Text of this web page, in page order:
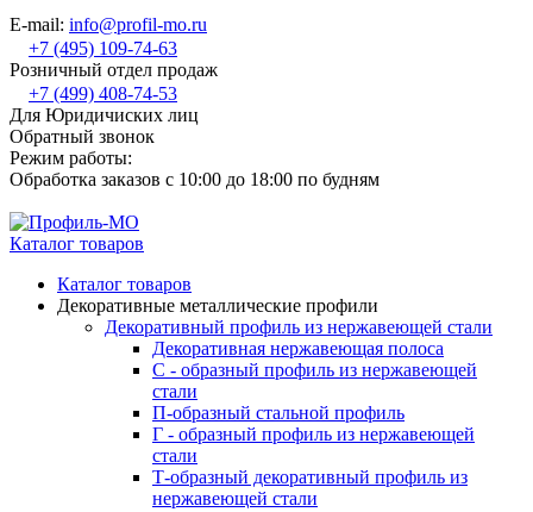
E-mail: info@profil-mo.ru
+7 (495) 109-74-63
Розничный отдел продаж
+7 (499) 408-74-53
Для Юридичиских лиц
Обратный звонок
Режим работы:
Обработка заказов с 10:00 до 18:00 по будням
Каталог товаров
Каталог товаров
Декоративные металлические профили
Декоративный профиль из нержавеющей стали
Декоративная нержавеющая полоса
С - образный профиль из нержавеющей
стали
П-образный стальной профиль
Г - образный профиль из нержавеющей
стали
Т-образный декоративный профиль из
нержавеющей стали